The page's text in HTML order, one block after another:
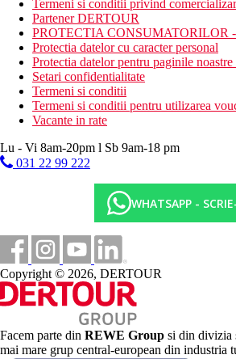
nisipos
cu intrare prin debarcader,
lagune cu intrare nisipoasa si
Resta Reef (se recomanda pantofi
sezlonguri si umbrele gratuite
bar pe plaja
Activitati gratuite
programe de animatie neregulate
tenis de masa
darts
bocce
aerobic in apa
teren de tenis (iluminat si
Activitati contra cost
biliard
sauna
masaje
Mese
Termeni si conditii privind
Partener DERTOUR
PROTECTIA CONSUMATORILOR -
Protectia datelor cu caracter personal
Protectia datelor pentru paginile
Setari confidentialitate
Termeni si conditii
Termeni si conditii pentru utilizarea
Vacante in rate
Lu - Vi 8am-20pm l Sb 9am-18 pm
031 22 99 222
WHATSAPP -
Copyright © 2026, DERTOUR
Facem parte din REWE Group si din divizia
mai mare grup central-european din industria